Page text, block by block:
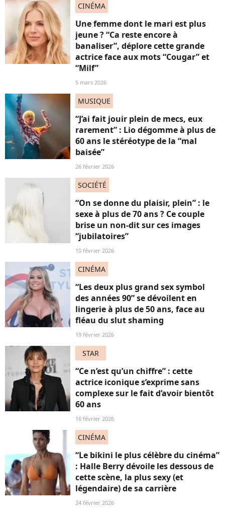
CINÉMA
Une femme dont le mari est plus
jeune ? “Ca reste encore à
banaliser”, déplore cette grande
actrice face aux mots “Cougar” et
“Milf”
5 mars 2026
MUSIQUE
“J’ai fait jouir plein de mecs, eux
rarement” : Lio dégomme à plus de
60 ans le stéréotype de la “mal
baisée”
26 février 2026
SOCIÉTÉ
“On se donne du plaisir, plein” : le
sexe à plus de 70 ans ? Ce couple
brise un non-dit sur ces images
“jubilatoires”
10 février 2026
CINÉMA
“Les deux plus grand sex symbol
des années 90” se dévoilent en
lingerie à plus de 50 ans, face au
fléau du slut shaming
19 février 2026
STAR
“Ce n’est qu’un chiffre” : cette
actrice iconique s’exprime sans
complexe sur le fait d’avoir bientôt
60 ans
16 février 2026
CINÉMA
“Le bikini le plus célèbre du cinéma”
: Halle Berry dévoile les dessous de
cette scène, la plus sexy (et
légendaire) de sa carrière
24 février 2026